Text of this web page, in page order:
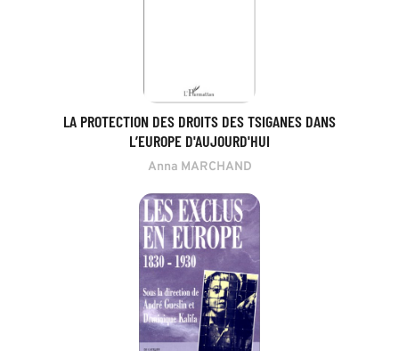
LA PROTECTION DES DROITS DES TSIGANES DANS
L’EUROPE D'AUJOURD'HUI
Anna MARCHAND